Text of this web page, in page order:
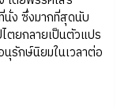
นั่ง ซึ่งมากที่สุดนับ
ตยกลายเป็นตัวแปร
รักษ์นิยมในเวลาต่อ